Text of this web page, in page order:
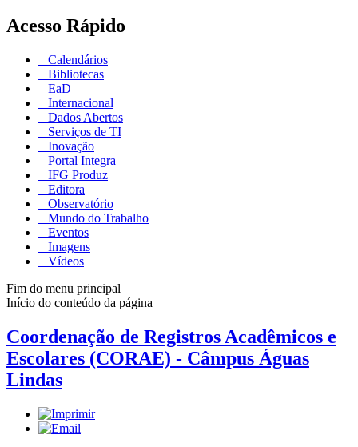
Acesso Rápido
Calendários
Bibliotecas
EaD
Internacional
Dados Abertos
Serviços de TI
Inovação
Portal Integra
IFG Produz
Editora
Observatório
Mundo do Trabalho
Eventos
Imagens
Vídeos
Fim do menu principal
Início do conteúdo da página
Coordenação de Registros Acadêmicos e
Escolares (CORAE) - Câmpus Águas
Lindas